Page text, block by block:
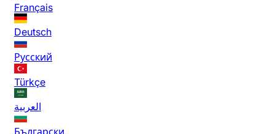
Français
Deutsch
Русский
Türkçe
العربية
Български